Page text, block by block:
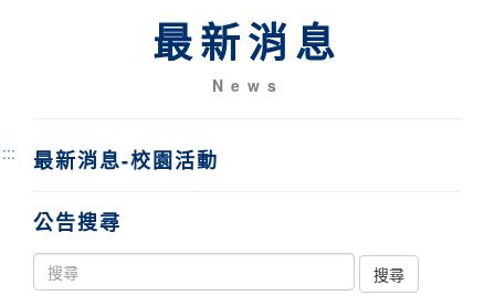
最新消息
News
::: 最新消息-校園活動
公告搜尋